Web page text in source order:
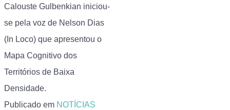
Calouste Gulbenkian iniciou-
se pela voz de Nelson Dias
(In Loco) que apresentou o
Mapa Cognitivo dos
Territórios de Baixa
Densidade.
Publicado em NOTÍCIAS